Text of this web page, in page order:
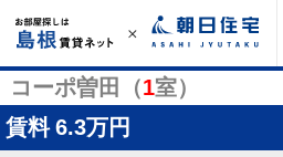
コーポ曽田（1室）
賃料 6.3万円